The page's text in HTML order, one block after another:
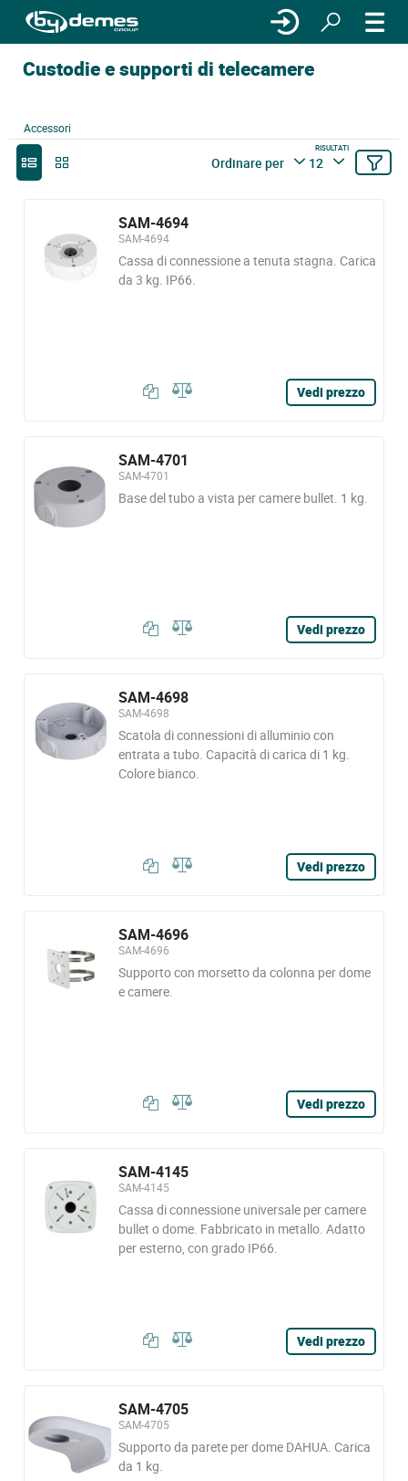
Custodie e supporti di telecamere
Accessori
Ordinare per
RISULTATI
12
SAM-4694
SAM-4694
Cassa di connessione a tenuta stagna. Carica
da 3 kg. IP66.
Vedi prezzo
SAM-4701
SAM-4701
Base del tubo a vista per camere bullet. 1 kg.
Vedi prezzo
SAM-4698
SAM-4698
Scatola di connessioni di alluminio con
entrata a tubo. Capacità di carica di 1 kg.
Colore bianco.
Vedi prezzo
SAM-4696
SAM-4696
Supporto con morsetto da colonna per dome
e camere.
Vedi prezzo
SAM-4145
SAM-4145
Cassa di connessione universale per camere
bullet o dome. Fabbricato in metallo. Adatto
per esterno, con grado IP66.
Vedi prezzo
SAM-4705
SAM-4705
Supporto da parete per dome DAHUA. Carica
da 1 kg.